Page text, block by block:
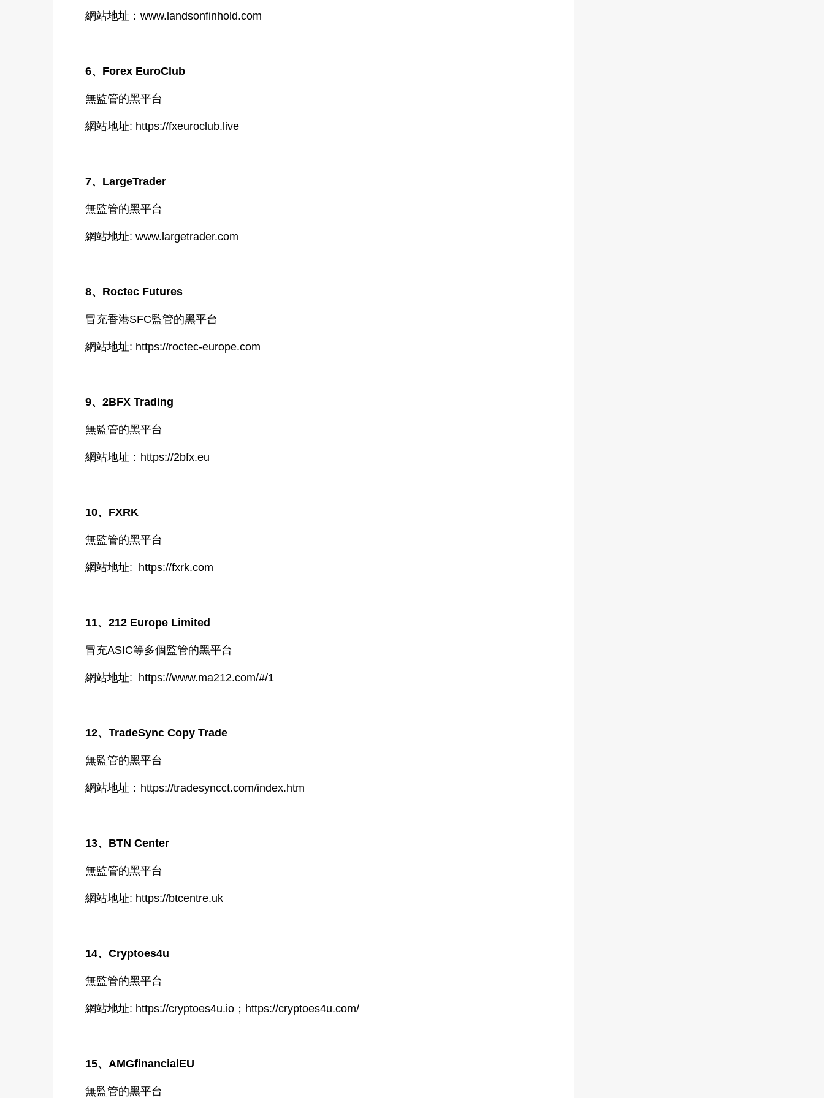
網站地址：www.landsonfinhold.com
6、Forex EuroClub
無監管的黑平台
網站地址: https://fxeuroclub.live
7、LargeTrader
無監管的黑平台
網站地址: www.largetrader.com
8、Roctec Futures
冒充香港SFC監管的黑平台
網站地址: https://roctec-europe.com
9、2BFX Trading
無監管的黑平台
網站地址：https://2bfx.eu
10、FXRK
無監管的黑平台
網站地址: https://fxrk.com
11、212 Europe Limited
冒充ASIC等多個監管的黑平台
網站地址: https://www.ma212.com/#/1
12、TradeSync Copy Trade
無監管的黑平台
網站地址：https://tradesyncct.com/index.htm
13、BTN Center
無監管的黑平台
網站地址: https://btcentre.uk
14、Cryptoes4u
無監管的黑平台
網站地址: https://cryptoes4u.io；https://cryptoes4u.com/
15、AMGfinancialEU
無監管的黑平台